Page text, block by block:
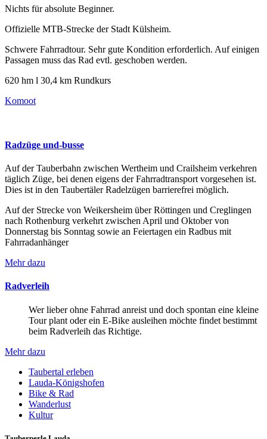
Nichts für absolute Beginner.
Offizielle MTB-Strecke der Stadt Külsheim.
Schwere Fahrradtour. Sehr gute Kondition erforderlich. Auf einigen
Passagen muss das Rad evtl. geschoben werden.
620 hm l 30,4 km Rundkurs
Komoot
Radzüge und-busse
Auf der Tauberbahn zwischen Wertheim und Crailsheim verkehren
täglich Züge, bei denen eigens der Fahrradtransport vorgesehen ist.
Dies ist in den Taubertäler Radelzügen barrierefrei möglich.
Auf der Strecke von Weikersheim über Röttingen und Creglingen
nach Rothenburg verkehrt zwischen April und Oktober von
Donnerstag bis Sonntag sowie an Feiertagen ein Radbus mit
Fahrradanhänger
Mehr dazu
Radverleih
Wer lieber ohne Fahrrad anreist und doch spontan eine kleine
Tour plant oder ein E-Bike ausleihen möchte findet bestimmt
beim Radverleih das Richtige.
Mehr dazu
Taubertal erleben
Lauda-Königshofen
Bike & Rad
Wanderlust
Kultur